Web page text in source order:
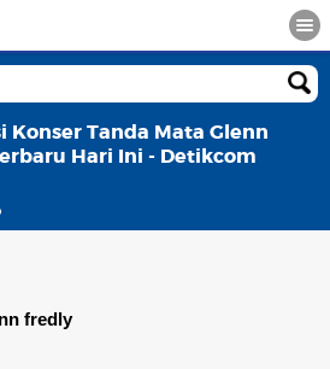
Konser Tanda Mata Glenn
Hari Ini - Detikcom
fredly